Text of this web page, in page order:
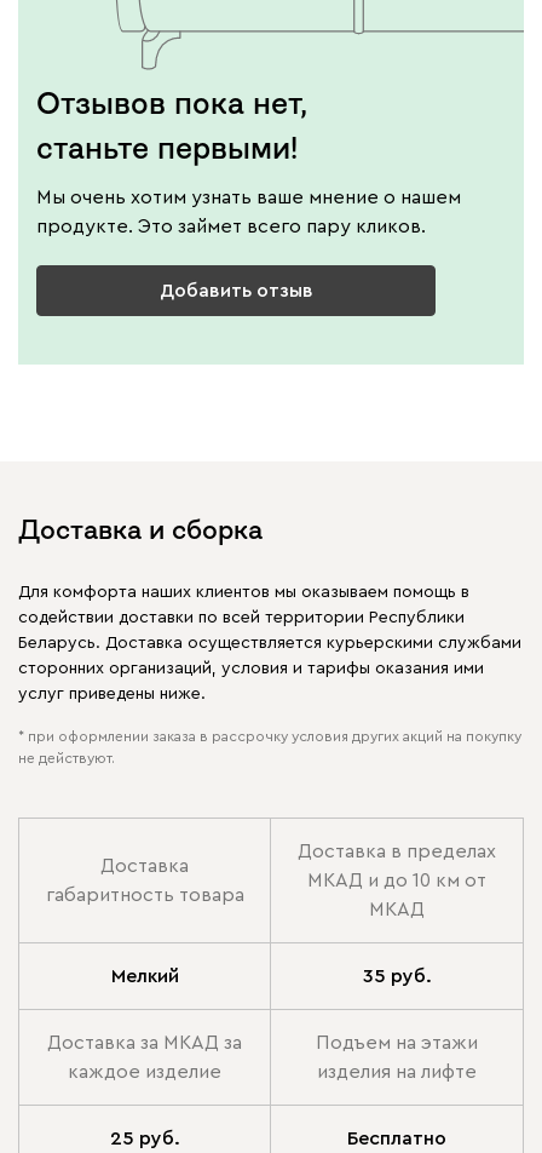
Отзывов пока нет,
станьте первыми!
Мы очень хотим узнать ваше мнение о нашем
продукте. Это займет всего пару кликов.
Добавить отзыв
Доставка и сборка
Для комфорта наших клиентов мы оказываем помощь в
содействии доставки по всей территории Республики
Беларусь. Доставка осуществляется курьерскими службами
сторонних организаций, условия и тарифы оказания ими
услуг приведены ниже.
* при оформлении заказа в рассрочку условия других акций на покупку
не действуют.
Доставка
габаритность товара
Доставка в пределах
МКАД и до 10 км от
МКАД
Мелкий 35 руб.
Доставка за МКАД за
каждое изделие
Подъем на этажи
изделия на лифте
25 руб. Бесплатно